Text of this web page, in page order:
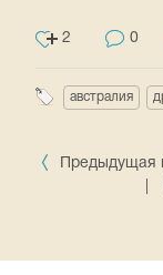
2 0
австралия
Предыдущая